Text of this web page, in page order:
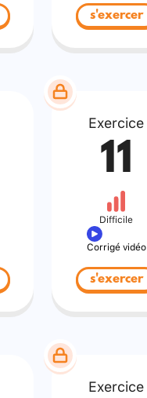
s'exercer
Exercice
11
Difficile
Corrigé vidéo
s'exercer
Exercice